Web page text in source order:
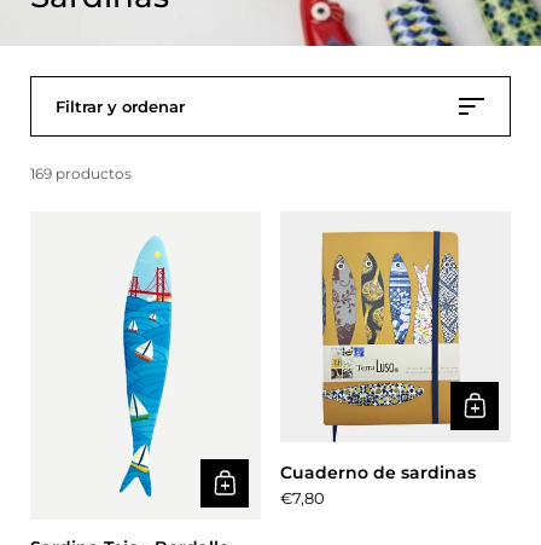
Filtrar y ordenar
169 productos
Cuaderno de sardinas
Precio:
€7,80